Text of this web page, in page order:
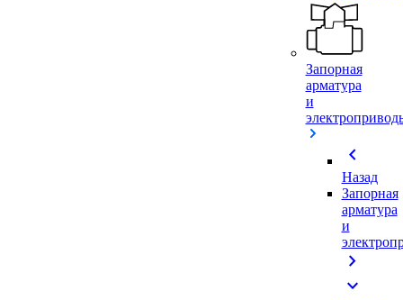
Запорная
арматура
и
chevron_left
Назад
Запорная
арматура
и
chevron_right
expand_more